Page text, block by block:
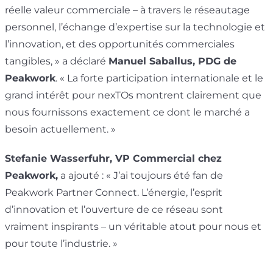
réelle valeur commerciale – à travers le réseautage
personnel, l’échange d’expertise sur la technologie et
l’innovation, et des opportunités commerciales
tangibles, » a déclaré Manuel Saballus, PDG de
Peakwork. « La forte participation internationale et le
grand intérêt pour nexTOs montrent clairement que
nous fournissons exactement ce dont le marché a
besoin actuellement. »
Stefanie Wasserfuhr, VP Commercial chez
Peakwork, a ajouté : « J’ai toujours été fan de
Peakwork Partner Connect. L’énergie, l’esprit
d’innovation et l’ouverture de ce réseau sont
vraiment inspirants – un véritable atout pour nous et
pour toute l’industrie. »